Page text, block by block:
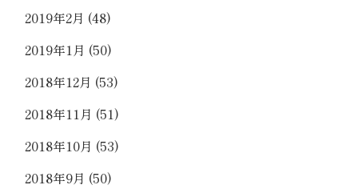
2019年2月 (48)
2019年1月 (50)
2018年12月 (53)
2018年11月 (51)
2018年10月 (53)
2018年9月 (50)